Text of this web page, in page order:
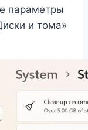
параметры
и тома»